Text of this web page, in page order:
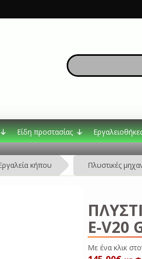
Είδη προστασίας
κήπου Πλυστικές
E-V20
Με ένα κλικ στο